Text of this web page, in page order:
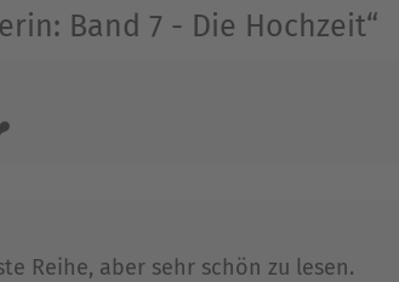
Verlag »Arsen und Apfelwein«.
Band 7 - Die Hochzeit“
Reihe, aber sehr schön zu lesen.